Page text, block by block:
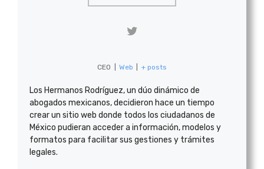
CEO Web + posts
Los Hermanos Rodríguez, un dúo dinámico de
abogados mexicanos, decidieron hace un tiempo
crear un sitio web donde todos los ciudadanos de
México pudieran acceder a información, modelos y
formatos para facilitar sus gestiones y trámites
legales.